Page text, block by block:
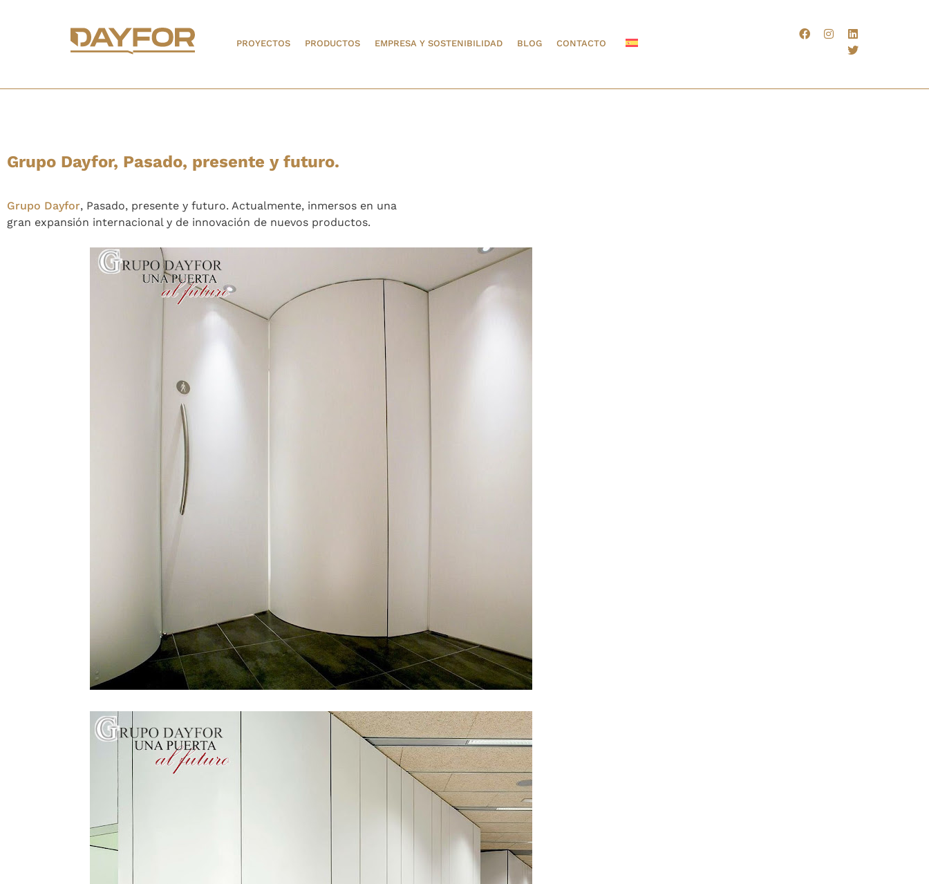
PROYECTOS PRODUCTOS EMPRESA Y SOSTENIBILIDAD BLOG CONTACTO
Grupo Dayfor, Pasado, presente y futuro.
Grupo Dayfor, Pasado, presente y futuro. Actualmente, inmersos en una
gran expansión internacional y de innovación de nuevos productos.